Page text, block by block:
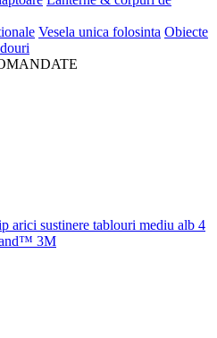
Vesela unica folosinta Obiecte
arici sustinere tablouri mediu alb 4
3M